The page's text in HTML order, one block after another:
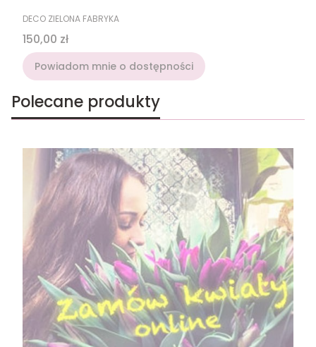
PRODUCENT
DECO ZIELONA FABRYKA
Cena
150,00 zł
Powiadom mnie o dostępności
Polecane produkty